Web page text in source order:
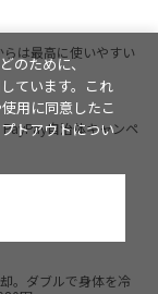
は最高に使いやすい
自治体キャンペ
定で1110円～
。ダブルで身体を冷
のために、
ています。これ
用に同意したこ
トアウトについ